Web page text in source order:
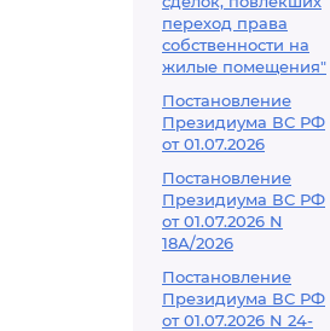
переход права
собственности на
жилые помещения"
Постановление
Президиума ВС РФ
от 01.07.2026
Постановление
Президиума ВС РФ
от 01.07.2026 N
18А/2026
Постановление
Президиума ВС РФ
от 01.07.2026 N 24-